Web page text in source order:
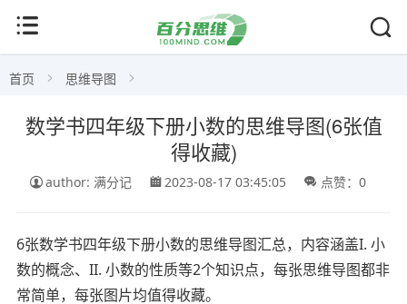
首页 思维导图
数学书四年级下册小数的思维导图(6张值
得收藏)
author: 满分记 2023-08-17 03:45:05 点赞：0
6张数学书四年级下册小数的思维导图汇总，内容涵盖I. 小
数的概念、II. 小数的性质等2个知识点，每张思维导图都非
常简单，每张图片均值得收藏。